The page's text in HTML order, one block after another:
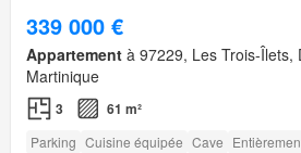
339 000 €
Appartement à 97229, Les Trois-Îlets,
Martinique
3 61 m²
Parking Cuisine équipée Cave